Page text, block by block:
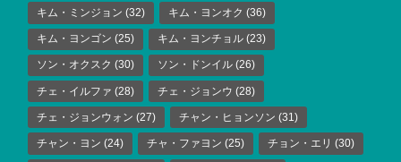
キム・ミンジョン (32) キム・ヨンオク (36)
キム・ヨンゴン (25) キム・ヨンチョル (23)
ソン・オクスク (30) ソン・ドンイル (26)
チェ・イルファ (28) チェ・ジョンウ (28)
チェ・ジョンウォン (27) チャン・ヒョンソン (31)
チャン・ヨン (24) チャ・ファヨン (25) チョン・エリ (30)